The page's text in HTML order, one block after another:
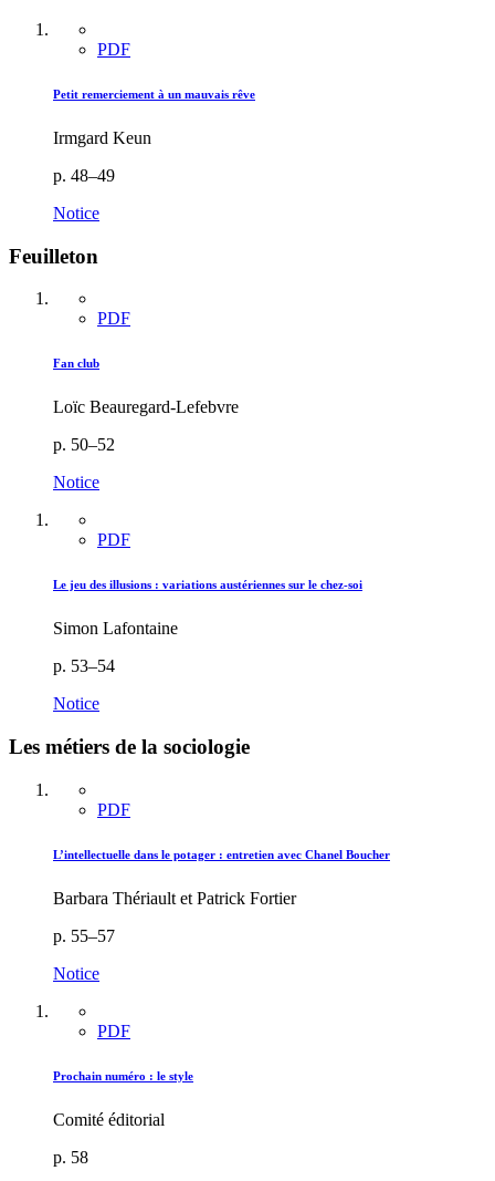
PDF
Petit remerciement à un mauvais rêve
Irmgard Keun
p. 48–49
Notice
Feuilleton
PDF
Fan club
Loïc Beauregard-Lefebvre
p. 50–52
Notice
PDF
Le jeu des illusions : variations austériennes sur le chez-soi
Simon Lafontaine
p. 53–54
Notice
Les métiers de la sociologie
PDF
L’intellectuelle dans le potager : entretien avec Chanel Boucher
Barbara Thériault et Patrick Fortier
p. 55–57
Notice
PDF
Prochain numéro : le style
Comité éditorial
p. 58